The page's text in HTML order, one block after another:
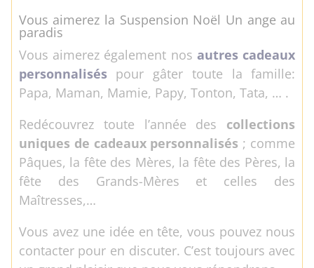
Vous aimerez la Suspension Noël Un ange au
paradis
Vous aimerez également nos autres cadeaux
personnalisés pour gâter toute la famille:
Papa, Maman, Mamie, Papy, Tonton, Tata, … .
Redécouvrez toute l’année des collections
uniques de cadeaux personnalisés ; comme
Pâques, la fête des Mères, la fête des Pères, la
fête des Grands-Mères et celles des
Maîtresses,…
Vous avez une idée en tête, vous pouvez nous
contacter pour en discuter. C’est toujours avec